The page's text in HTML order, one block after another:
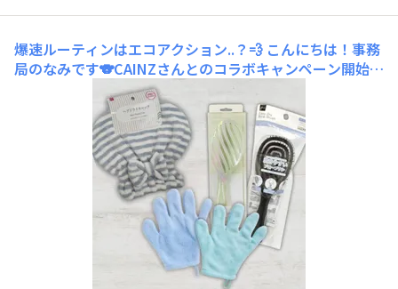
爆速ルーティンはエコアクション..？💨 こんにちは！事務
局のなみです🐨CAINZさんとのコラボキャンペーン開始以
来、エコって何だろう？自分は何かしているのだろうか…
と考え始めて早二週間が経ちました。 例えば、私は夜も
朝も爆速で支度を済ませたい（たくさん寝たくて、済ませ
ざるを得ない…）ので、ダイソーの"速乾"アイテムが手放